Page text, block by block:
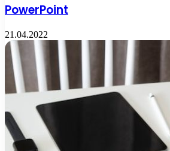
PowerPoint
21.04.2022